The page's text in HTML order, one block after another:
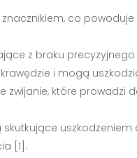
co
z braku
i mogą
które prowadzi
uszkodzeniem
[1].